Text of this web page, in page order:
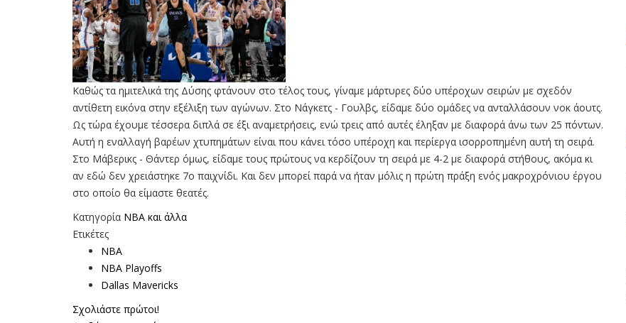
Καθώς τα ημιτελικά της Δύσης φτάνουν στο τέλος τους, γίναμε μάρτυρες δύο υπέροχων σειρών με σχεδόν
αντίθετη εικόνα στην εξέλιξη των αγώνων. Στο Νάγκετς - Γουλβς, είδαμε δύο ομάδες να ανταλλάσουν νοκ άουτς.
Ως τώρα έχουμε τέσσερα διπλά σε έξι αναμετρήσεις, ενώ τρεις από αυτές έληξαν με διαφορά άνω των 25 πόντων.
Αυτή η εναλλαγή βαρέων χτυπημάτων είναι που κάνει τόσο υπέροχη και περίεργα ισορροπημένη αυτή τη σειρά.
Στο Μάβερικς - Θάντερ όμως, είδαμε τους πρώτους να κερδίζουν τη σειρά με 4-2 με διαφορά στήθους, ακόμα κι
αν εδώ δεν χρειάστηκε 7ο παιχνίδι. Και δεν μπορεί παρά να ήταν μόλις η πρώτη πράξη ενός μακροχρόνιου έργου
στο οποίο θα είμαστε θεατές.
Κατηγορία NBA και άλλα
Ετικέτες
NBA
NBA Playoffs
Dallas Mavericks
Σχολιάστε πρώτοι!